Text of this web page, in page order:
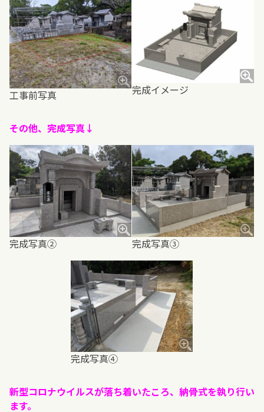
工事前写真 完成イメージ
その他、完成写真↓
完成写真② 完成写真③
完成写真④
新型コロナウイルスが落ち着いたころ、納骨式を執り行い
ます。